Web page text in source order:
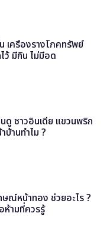
เครื่องรางโภคทรัพย์
ว้ มีกิน ไม่มีอด
ดู ชาวอินเดีย แขวนพริก
บ้านทำไม ?
ษณ์หน้าทอง ช่วยอะไร ?
ห้ามที่ควรรู้